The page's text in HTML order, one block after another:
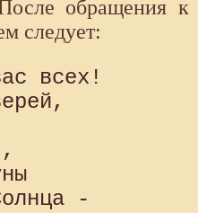
обращения к
следует:
всех!
-